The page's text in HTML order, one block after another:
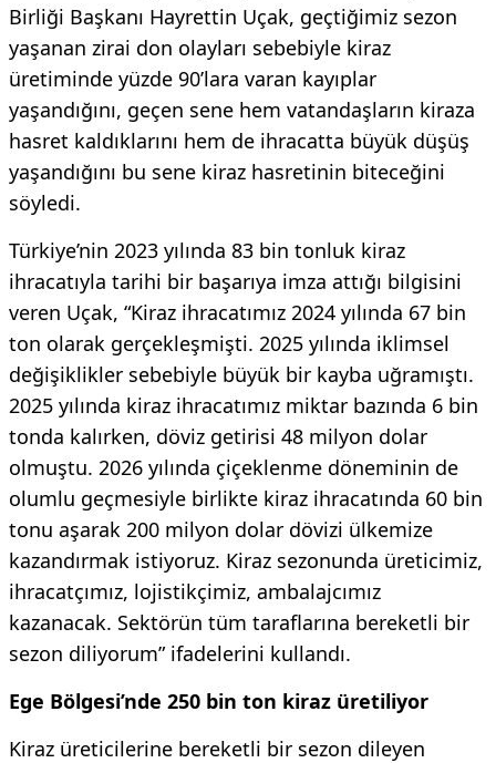
Birliği Başkanı Hayrettin Uçak, geçtiğimiz sezon
yaşanan zirai don olayları sebebiyle kiraz
üretiminde yüzde 90’lara varan kayıplar
yaşandığını, geçen sene hem vatandaşların kiraza
hasret kaldıklarını hem de ihracatta büyük düşüş
yaşandığını bu sene kiraz hasretinin biteceğini
söyledi.
Türkiye’nin 2023 yılında 83 bin tonluk kiraz
ihracatıyla tarihi bir başarıya imza attığı bilgisini
veren Uçak, “Kiraz ihracatımız 2024 yılında 67 bin
ton olarak gerçekleşmişti. 2025 yılında iklimsel
değişiklikler sebebiyle büyük bir kayba uğramıştı.
2025 yılında kiraz ihracatımız miktar bazında 6 bin
tonda kalırken, döviz getirisi 48 milyon dolar
olmuştu. 2026 yılında çiçeklenme döneminin de
olumlu geçmesiyle birlikte kiraz ihracatında 60 bin
tonu aşarak 200 milyon dolar dövizi ülkemize
kazandırmak istiyoruz. Kiraz sezonunda üreticimiz,
ihracatçımız, lojistikçimiz, ambalajcımız
kazanacak. Sektörün tüm taraflarına bereketli bir
sezon diliyorum” ifadelerini kullandı.
Ege Bölgesi’nde 250 bin ton kiraz üretiliyor
Kiraz üreticilerine bereketli bir sezon dileyen